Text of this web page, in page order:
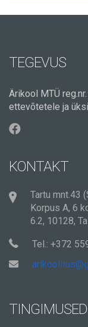
TEGEVUS
Ärikool MTÜ
ettevõtetele ja
KONTAKT
Tartu mnt.43
Korpus A, 6
6.2, 10128,
Tel.: +372
TINGIMUSED